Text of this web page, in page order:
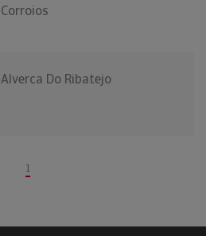
Corroios
Alverca Do Ribatejo
1